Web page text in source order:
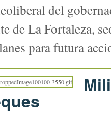
del
de La Fortaleza,
para futura